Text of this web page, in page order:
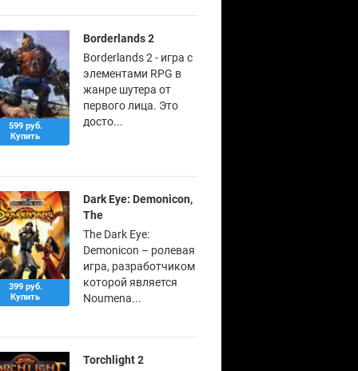
599 руб.
Купить
Borderlands 2
Borderlands 2 - игра с
элементами RPG в
жанре шутера от
первого лица. Это
досто...
399 руб.
Купить
Dark Eye: Demonicon,
The
The Dark Eye:
Demonicon – ролевая
игра, разработчиком
которой является
Noumena...
Torchlight 2